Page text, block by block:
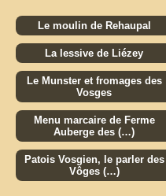
Le moulin de Rehaupal
La lessive de Liézey
Le Munster et fromages des
Vosges
Menu marcaire de Ferme
Auberge des (…)
Patois Vosgien, le parler des
Vôges (…)